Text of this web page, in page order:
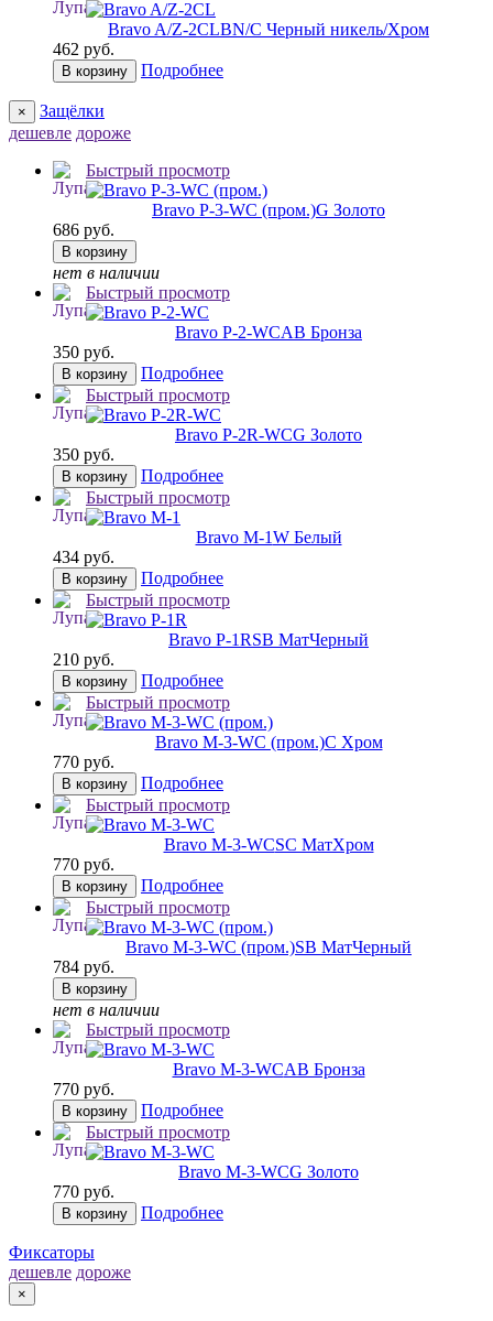
Bravo A/Z-2CLBN/C Черный никель/Хром
462 руб.
В корзину Подробнее
×
Защёлки
дешевле дороже
Быстрый просмотр
Bravo P-3-WC (пром.)G Золото
686 руб.
В корзину
нет в наличии
Быстрый просмотр
Bravo P-2-WCAB Бронза
350 руб.
В корзину
Подробнее
Быстрый просмотр
Bravo P-2R-WCG Золото
350 руб.
В корзину
Подробнее
Быстрый просмотр
Bravo M-1W Белый
434 руб.
В корзину
Подробнее
Быстрый просмотр
Bravo P-1RSB МатЧерный
210 руб.
В корзину
Подробнее
Быстрый просмотр
Bravo M-3-WC (пром.)C Хром
770 руб.
В корзину
Подробнее
Быстрый просмотр
Bravo M-3-WCSC МатХром
770 руб.
В корзину
Подробнее
Быстрый просмотр
Bravo M-3-WC (пром.)SB МатЧерный
784 руб.
В корзину
нет в наличии
Быстрый просмотр
Bravo M-3-WCAB Бронза
770 руб.
В корзину
Подробнее
Быстрый просмотр
Bravo M-3-WCG Золото
770 руб.
В корзину Подробнее
Фиксаторы
дешевле дороже
×